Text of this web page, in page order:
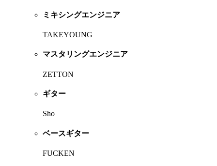
ミキシングエンジニア
TAKEYOUNG
マスタリングエンジニア
ZETTON
ギター
Sho
ベースギター
FUCKEN